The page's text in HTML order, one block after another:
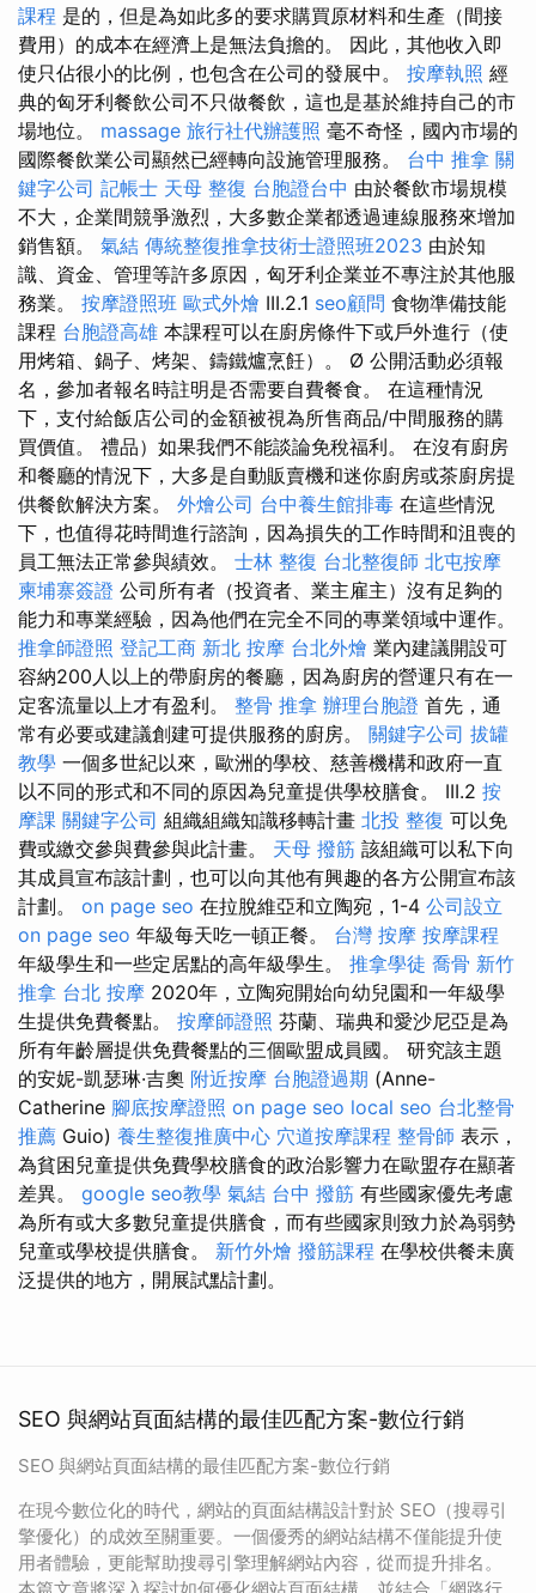
課程 是的，但是為如此多的要求購買原材料和生產（間接
費用）的成本在經濟上是無法負擔的。 因此，其他收入即
使只佔很小的比例，也包含在公司的發展中。 按摩執照 經
典的匈牙利餐飲公司不只做餐飲，這也是基於維持自己的市
場地位。 massage 旅行社代辦護照 毫不奇怪，國內市場的
國際餐飲業公司顯然已經轉向設施管理服務。 台中 推拿 關
鍵字公司 記帳士 天母 整復 台胞證台中 由於餐飲市場規模
不大，企業間競爭激烈，大多數企業都透過連線服務來增加
銷售額。 氣結 傳統整復推拿技術士證照班2023 由於知
識、資金、管理等許多原因，匈牙利企業並不專注於其他服
務業。 按摩證照班 歐式外燴 III.2.1 seo顧問 食物準備技能
課程 台胞證高雄 本課程可以在廚房條件下或戶外進行（使
用烤箱、鍋子、烤架、鑄鐵爐烹飪）。 Ø 公開活動必須報
名，參加者報名時註明是否需要自費餐食。 在這種情況
下，支付給飯店公司的金額被視為所售商品/中間服務的購
買價值。 禮品）如果我們不能談論免稅福利。 在沒有廚房
和餐廳的情況下，大多是自動販賣機和迷你廚房或茶廚房提
供餐飲解決方案。 外燴公司 台中養生館排毒 在這些情況
下，也值得花時間進行諮詢，因為損失的工作時間和沮喪的
員工無法正常參與績效。 士林 整復 台北整復師 北屯按摩
柬埔寨簽證 公司所有者（投資者、業主雇主）沒有足夠的
能力和專業經驗，因為他們在完全不同的專業領域中運作。
推拿師證照 登記工商 新北 按摩 台北外燴 業內建議開設可
容納200人以上的帶廚房的餐廳，因為廚房的營運只有在一
定客流量以上才有盈利。 整骨 推拿 辦理台胞證 首先，通
常有必要或建議創建可提供服務的廚房。 關鍵字公司 拔罐
教學 一個多世紀以來，歐洲的學校、慈善機構和政府一直
以不同的形式和不同的原因為兒童提供學校膳食。 III.2 按
摩課 關鍵字公司 組織組織知識移轉計畫 北投 整復 可以免
費或繳交參與費參與此計畫。 天母 撥筋 該組織可以私下向
其成員宣布該計劃，也可以向其他有興趣的各方公開宣布該
計劃。 on page seo 在拉脫維亞和立陶宛，1-4 公司設立
on page seo 年級每天吃一頓正餐。 台灣 按摩 按摩課程
年級學生和一些定居點的高年級學生。 推拿學徒 喬骨 新竹
推拿 台北 按摩 2020年，立陶宛開始向幼兒園和一年級學
生提供免費餐點。 按摩師證照 芬蘭、瑞典和愛沙尼亞是為
所有年齡層提供免費餐點的三個歐盟成員國。 研究該主題
的安妮-凱瑟琳·吉奧 附近按摩 台胞證過期 (Anne-
Catherine 腳底按摩證照 on page seo local seo 台北整骨
推薦 Guio) 養生整復推廣中心 穴道按摩課程 整骨師 表示，
為貧困兒童提供免費學校膳食的政治影響力在歐盟存在顯著
差異。 google seo教學 氣結 台中 撥筋 有些國家優先考慮
為所有或大多數兒童提供膳食，而有些國家則致力於為弱勢
兒童或學校提供膳食。 新竹外燴 撥筋課程 在學校供餐未廣
泛提供的地方，開展試點計劃。
SEO 與網站頁面結構的最佳匹配方案-數位行銷
SEO 與網站頁面結構的最佳匹配方案-數位行銷
在現今數位化的時代，網站的頁面結構設計對於 SEO（搜尋引
擎優化）的成效至關重要。一個優秀的網站結構不僅能提升使
用者體驗，更能幫助搜尋引擎理解網站內容，從而提升排名。